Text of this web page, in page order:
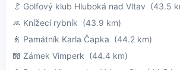
Golfový klub Hluboká nad Vltav (43.5
Knížecí rybník (43.9 km)
Památník Karla Čapka (44.2 km)
Zámek Vimperk (44.4 km)